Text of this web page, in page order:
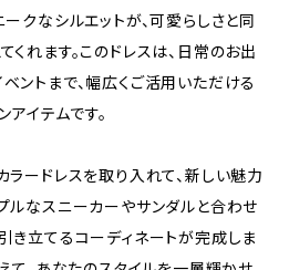
クなシルエットが、可愛らしさと同
れます。このドレスは、日常のお出
ントまで、幅広くご活用いただける
アイテムです。
ラードレスを取り入れて、新しい魅力
ルなスニーカーやサンダルと合わせ
き立てるコーディネートが完成しま